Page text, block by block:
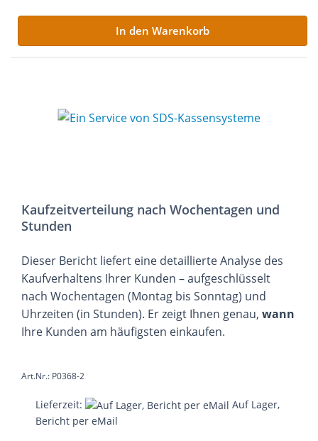
In den Warenkorb
Kaufzeitverteilung nach Wochentagen und
Stunden
Dieser Bericht liefert eine detaillierte Analyse des
Kaufverhaltens Ihrer Kunden – aufgeschlüsselt
nach Wochentagen (Montag bis Sonntag) und
Uhrzeiten (in Stunden). Er zeigt Ihnen genau, wann
Ihre Kunden am häufigsten einkaufen.
Art.Nr.: P0368-2
Lieferzeit:
Auf Lager,
Bericht per eMail